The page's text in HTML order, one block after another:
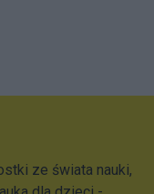
ze świata nauki,